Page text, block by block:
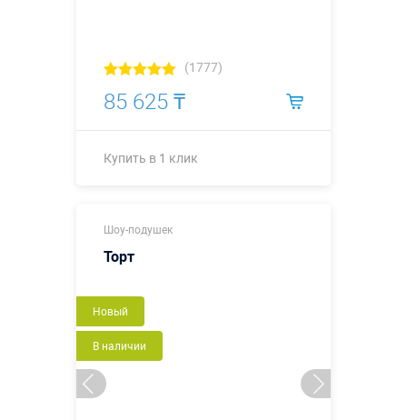
(1777)
85 625 ₸
Купить в 1 клик
Шоу-подушек
Торт
Новый
В наличии